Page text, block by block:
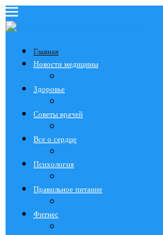
Главная
Новости медицины
Здоровье
Советы врачей
Все о сердце
Психология
Правильное питание
Фитнес